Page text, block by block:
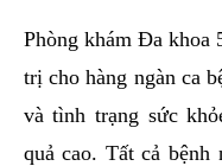
Phòng khám Đa khoa
trị cho hàng ngàn ca
và tình trạng sức
quả cao. Tất cả